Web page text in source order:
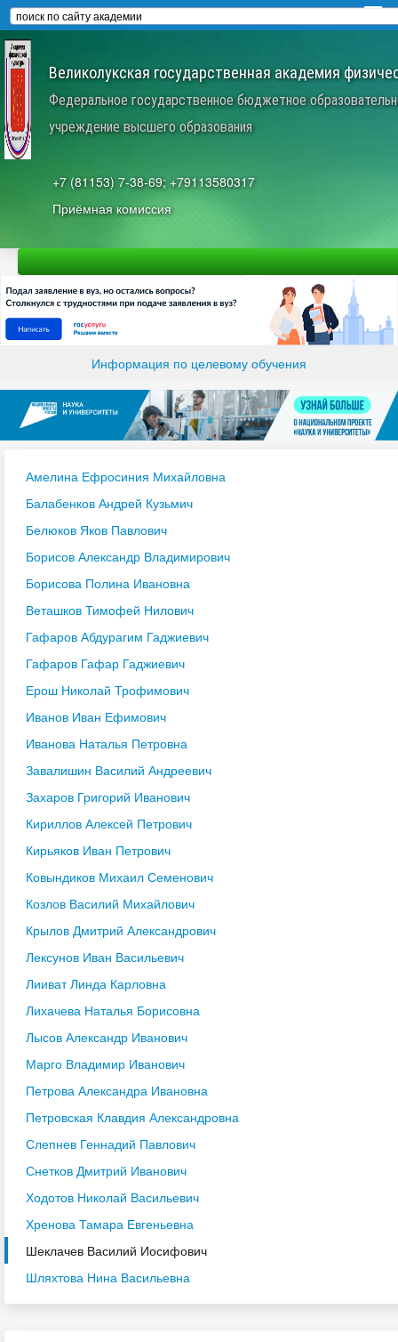
Великолукская государственная академия
Федеральное государственное бюджетное
учреждение высшего образования
+7 (81153) 7-38-69; +79113580317
Приёмная комиссия
Информация по целевому обучения
Амелина Ефросиния Михайловна
Балабенков Андрей Кузьмич
Белюков Яков Павлович
Борисов Александр Владимирович
Борисова Полина Ивановна
Веташков Тимофей Нилович
Гафаров Абдурагим Гаджиевич
Гафаров Гафар Гаджиевич
Ерош Николай Трофимович
Иванов Иван Ефимович
Иванова Наталья Петровна
Завалишин Василий Андреевич
Захаров Григорий Иванович
Кириллов Алексей Петрович
Кирьяков Иван Петрович
Ковындиков Михаил Семенович
Козлов Василий Михайлович
Крылов Дмитрий Александрович
Лексунов Иван Васильевич
Лииват Линда Карловна
Лихачева Наталья Борисовна
Лысов Александр Иванович
Марго Владимир Иванович
Петрова Александра Ивановна
Петровская Клавдия Александровна
Слепнев Геннадий Павлович
Снетков Дмитрий Иванович
Ходотов Николай Васильевич
Хренова Тамара Евгеньевна
Шеклачев Василий Иосифович
Шляхтова Нина Васильевна